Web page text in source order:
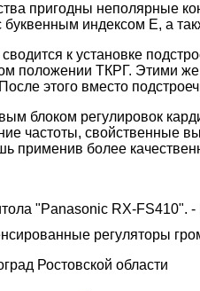
пригодны неполярные
буквенным индексом Е, а
к установке
положении ТКРГ. Этими
этого вместо
блоком регулировок
частоты, свойственные
применив более
"Panasonic RX-FS410".
регуляторы
Ростовской области